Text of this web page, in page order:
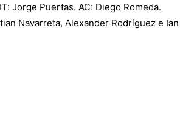
Jorge Puertas. AC: Diego Romeda.
Navarreta, Alexander Rodríguez e Ian